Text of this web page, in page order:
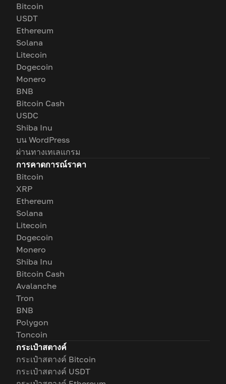
Bitcoin
USDT
Ethereum
Solana
Litecoin
Dogecoin
Monero
BNB
Bitcoin Cash
USDC
Shiba Inu
บน WordPress
ผ่านทางเทเลแกรม
การคาดการณ์ราคา
Bitcoin
XRP
Ethereum
Solana
Litecoin
Dogecoin
Monero
Shiba Inu
Bitcoin Cash
Avalanche
Tron
BNB
Polygon
Toncoin
กระเป๋าสตางค์
กระเป๋าสตางค์ Bitcoin
กระเป๋าสตางค์ USDT